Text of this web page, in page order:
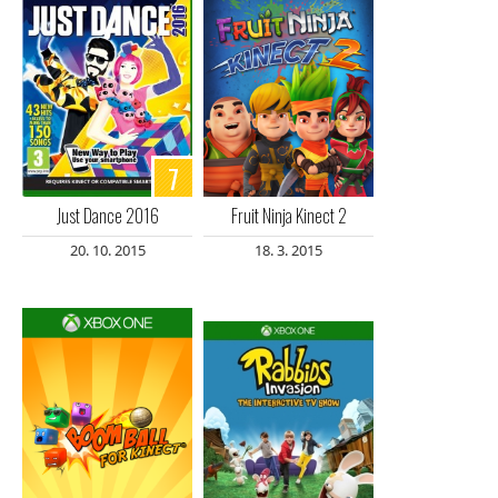
7
Just Dance 2016
20. 10. 2015
Fruit Ninja Kinect 2
18. 3. 2015